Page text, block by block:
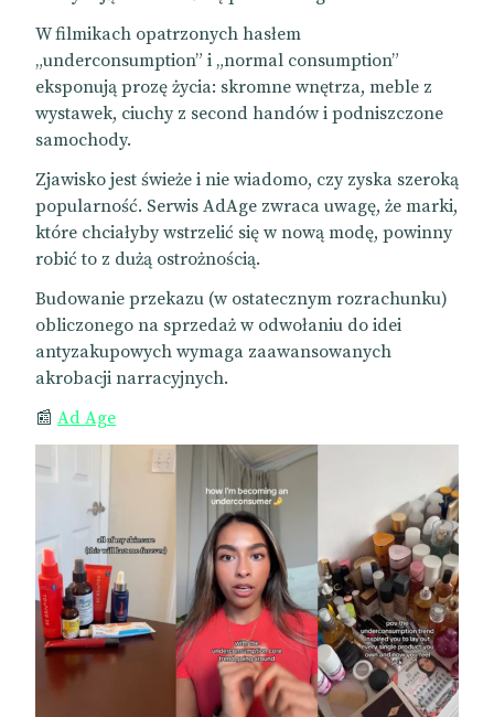
W filmikach opatrzonych hasłem
„underconsumption” i „normal consumption”
eksponują prozę życia: skromne wnętrza, meble z
wystawek, ciuchy z second handów i podniszczone
samochody.
Zjawisko jest świeże i nie wiadomo, czy zyska szeroką
popularność. Serwis AdAge zwraca uwagę, że marki,
które chciałyby wstrzelić się w nową modę, powinny
robić to z dużą ostrożnością.
Budowanie przekazu (w ostatecznym rozrachunku)
obliczonego na sprzedaż w odwołaniu do idei
antyzakupowych wymaga zaawansowanych
akrobacji narracyjnych.
📰 Ad Age